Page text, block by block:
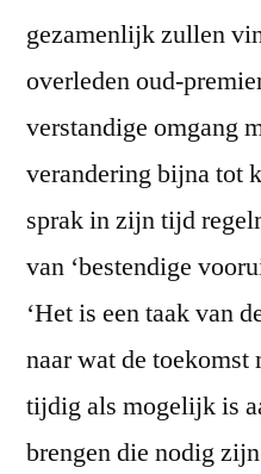
gezamenlijk zullen
overleden oud-
verstandige omgang
verandering bijna tot
sprak in zijn tijd
van ‘bestendige
‘Het is een taak van
naar wat de toekomst
tijdig als mogelijk is
brengen die nodig